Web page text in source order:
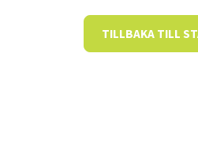
TILLBAKA TILL